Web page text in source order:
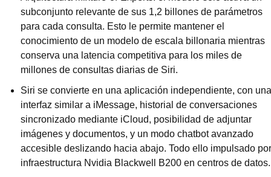
subconjunto relevante de sus 1,2 billones de parámetros
para cada consulta. Esto le permite mantener el
conocimiento de un modelo de escala billonaria mientras
conserva una latencia competitiva para los miles de
millones de consultas diarias de Siri.
Siri se convierte en una aplicación independiente, con una
interfaz similar a iMessage, historial de conversaciones
sincronizado mediante iCloud, posibilidad de adjuntar
imágenes y documentos, y un modo chatbot avanzado
accesible deslizando hacia abajo. Todo ello impulsado por
infraestructura Nvidia Blackwell B200 en centros de datos.